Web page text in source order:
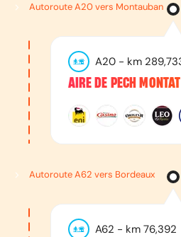
Autoroute A20 vers Montauban
A20 - km
AIRE DE PECH MONTAT
Autoroute A62 vers Bordeaux
A62 - km 76,392